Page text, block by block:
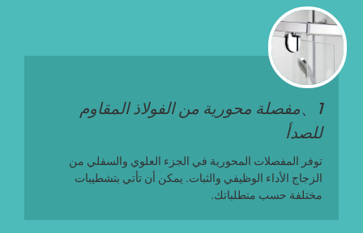
1、مفصلة محورية من الفولاذ المقاوم
للصدأ
توفر المفصلات المحورية في الجزء العلوي والسفلي من
الزجاج الأداء الوظيفي والثبات. يمكن أن تأتي بتشطيبات
مختلفة حسب متطلباتك.